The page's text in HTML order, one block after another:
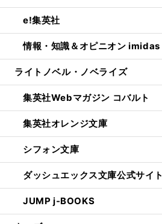
e!集英社
情報・知識＆オピニオン imidas
ライトノベル・ノベライズ
集英社Webマガジン コバルト
集英社オレンジ文庫
シフォン文庫
ダッシュエックス文庫公式サイト
JUMP j-BOOKS